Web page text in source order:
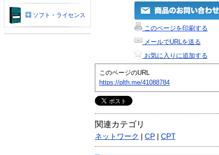
このページを印刷する
メールでURLを送る
お気に入りに追加する
このページのURL
https://plth.me/41088784
関連カテゴリ
ネットワーク CP CPT
ソフト・ライセンス